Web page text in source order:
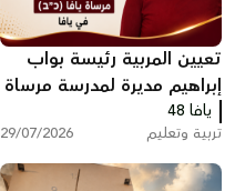
تعيين المربية رئيسة بواب
إبراهيم مديرة لمدرسة مرساة
يافا (כ”ב)
يافا 48
تربية وتعليم 29/07/2026